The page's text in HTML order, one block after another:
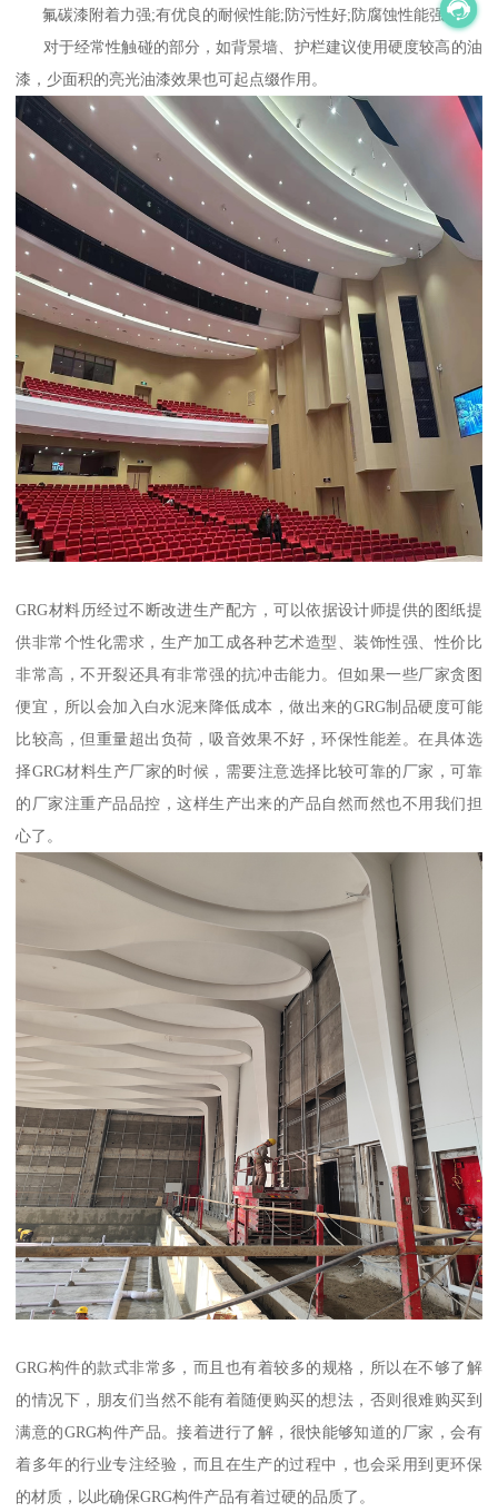
氟碳漆附着力强;有优良的耐候性能;防污性好;防腐蚀性能强。
对于经常性触碰的部分，如背景墙、护栏建议使用硬度较高的油
漆，少面积的亮光油漆效果也可起点缀作用。
GRG材料历经过不断改进生产配方，可以依据设计师提供的图纸提
供非常个性化需求，生产加工成各种艺术造型、装饰性强、性价比
非常高，不开裂还具有非常强的抗冲击能力。但如果一些厂家贪图
便宜，所以会加入白水泥来降低成本，做出来的GRG制品硬度可能
比较高，但重量超出负荷，吸音效果不好，环保性能差。在具体选
择GRG材料生产厂家的时候，需要注意选择比较可靠的厂家，可靠
的厂家注重产品品控，这样生产出来的产品自然而然也不用我们担
心了。
GRG构件的款式非常多，而且也有着较多的规格，所以在不够了解
的情况下，朋友们当然不能有着随便购买的想法，否则很难购买到
满意的GRG构件产品。接着进行了解，很快能够知道的厂家，会有
着多年的行业专注经验，而且在生产的过程中，也会采用到更环保
的材质，以此确保GRG构件产品有着过硬的品质了。